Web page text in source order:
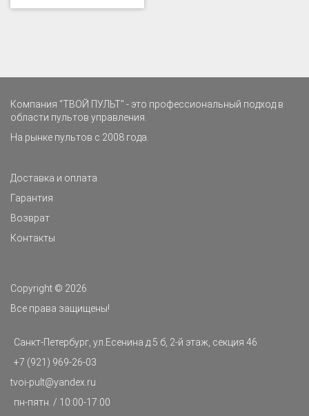
Компания "ТВОЙ ПУЛЬТ" - это профессиональный подход в
области пультов управления.
На рынке пультов с 2008 года.
Доставка и оплата
Гарантия
Возврат
Контакты
Copyright © 2026
Все права защищены!
Санкт-Петербург, ул.Есенина д.5 б, 2-й этаж, секция 46
+7 (921) 969-26-03
tvoi-pult@yandex.ru
пн-пятн. / 10:00-17:00